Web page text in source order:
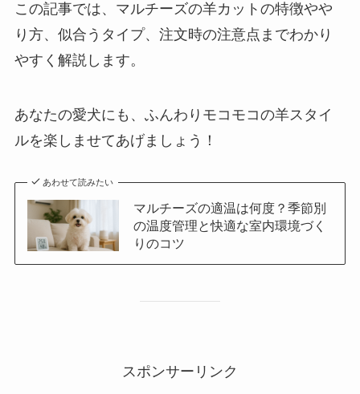
この記事では、マルチーズの羊カットの特徴やや
り方、似合うタイプ、注文時の注意点までわかり
やすく解説します。
あなたの愛犬にも、ふんわりモコモコの羊スタイ
ルを楽しませてあげましょう！
あわせて読みたい
マルチーズの適温は何度？季節別
の温度管理と快適な室内環境づく
りのコツ
スポンサーリンク